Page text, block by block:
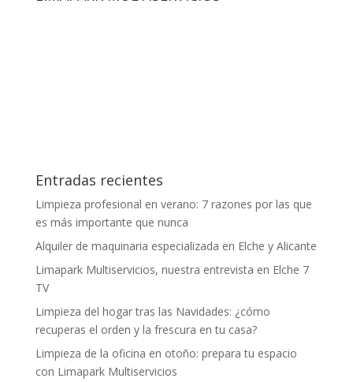
Entradas recientes
Limpieza profesional en verano: 7 razones por las que
es más importante que nunca
Alquiler de maquinaria especializada en Elche y Alicante
Limapark Multiservicios, nuestra entrevista en Elche 7
TV
Limpieza del hogar tras las Navidades: ¿cómo
recuperas el orden y la frescura en tu casa?
Limpieza de la oficina en otoño: prepara tu espacio
con Limapark Multiservicios